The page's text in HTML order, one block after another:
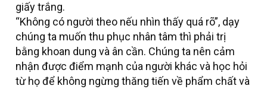
giấy trắng.
“Không có người theo nếu nhìn thấy quá rõ”, dạy
chúng ta muốn thu phục nhân tâm thì phải trị
bằng khoan dung và ân cần. Chúng ta nên cảm
nhận được điểm mạnh của người khác và học hỏi
từ họ để không ngừng thăng tiến về phẩm chất và